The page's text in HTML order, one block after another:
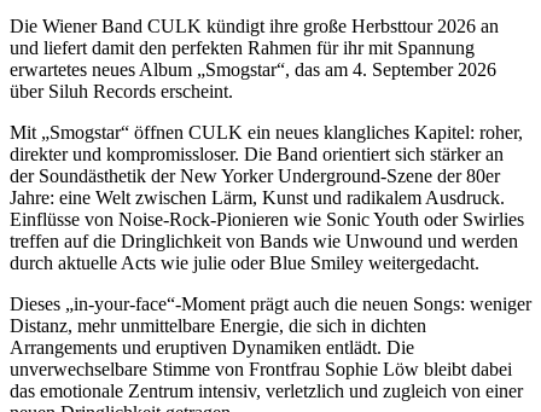
Die Wiener Band CULK kündigt ihre große Herbsttour 2026 an
und liefert damit den perfekten Rahmen für ihr mit Spannung
erwartetes neues Album „Smogstar“, das am 4. September 2026
über Siluh Records erscheint.
Mit „Smogstar“ öffnen CULK ein neues klangliches Kapitel: roher,
direkter und kompromissloser. Die Band orientiert sich stärker an
der Soundästhetik der New Yorker Underground-Szene der 80er
Jahre: eine Welt zwischen Lärm, Kunst und radikalem Ausdruck.
Einflüsse von Noise-Rock-Pionieren wie Sonic Youth oder Swirlies
treffen auf die Dringlichkeit von Bands wie Unwound und werden
durch aktuelle Acts wie julie oder Blue Smiley weitergedacht.
Dieses „in-your-face“-Moment prägt auch die neuen Songs: weniger
Distanz, mehr unmittelbare Energie, die sich in dichten
Arrangements und eruptiven Dynamiken entlädt. Die
unverwechselbare Stimme von Frontfrau Sophie Löw bleibt dabei
das emotionale Zentrum intensiv, verletzlich und zugleich von einer